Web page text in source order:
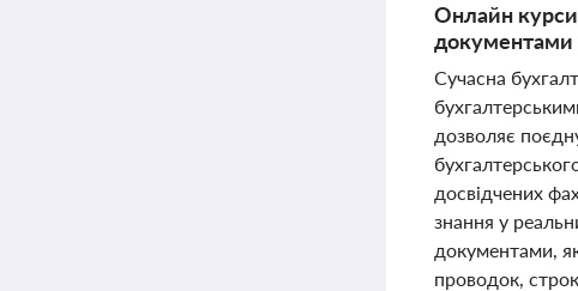
Онлайн курси
документами
Сучасна
дозволяє
досвідчених
знання у
документами,
проводок,